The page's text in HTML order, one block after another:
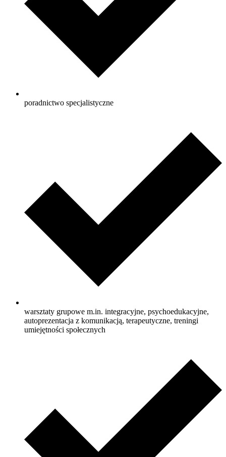
poradnictwo specjalistyczne
warsztaty grupowe m.in. integracyjne, psychoedukacyjne,
autoprezentacja z komunikacją, terapeutyczne, treningi
umiejętności społecznych